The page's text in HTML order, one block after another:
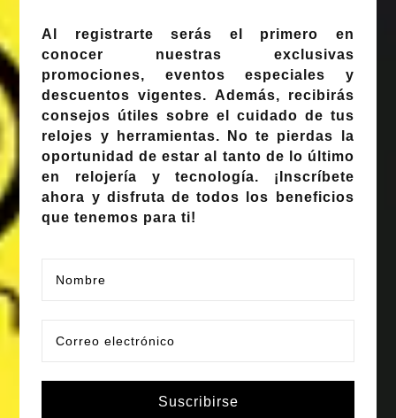
Al registrarte serás el primero en
conocer nuestras exclusivas
promociones, eventos especiales y
descuentos vigentes. Además, recibirás
consejos útiles sobre el cuidado de tus
relojes y herramientas. No te pierdas la
oportunidad de estar al tanto de lo último
en relojería y tecnología. ¡Inscríbete
ahora y disfruta de todos los beneficios
que tenemos para ti!
Suscribirse